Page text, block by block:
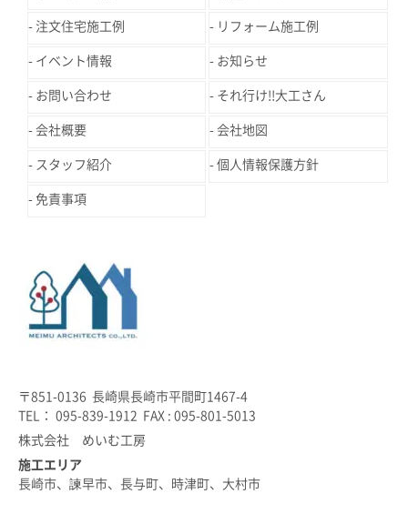
注文住宅施工例 リフォーム施工例
イベント情報 お知らせ
お問い合わせ それ行け!!大工さん
会社概要 会社地図
スタッフ紹介 個人情報保護方針
免責事項
〒851-0136 長崎県長崎市平間町1467-4
TEL： 095-839-1912 FAX : 095-801-5013
株式会社 めいむ工房
施工エリア
長崎市、諫早市、長与町、時津町、大村市